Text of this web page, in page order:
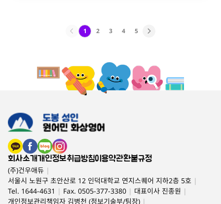
1 2 3 4 5
회사소개개인정보취급방침이용약관환불규정
(주)건우애듀 |
서울시 노원구 초안산로 12 인덕대학교 연지스퀘어 지하2층 5호 |
Tel. 1644-4631 | Fax. 0505-377-3380 | 대표이사 진종원 |
개인정보관리책임자 김병천 (정보기술부/팀장) |